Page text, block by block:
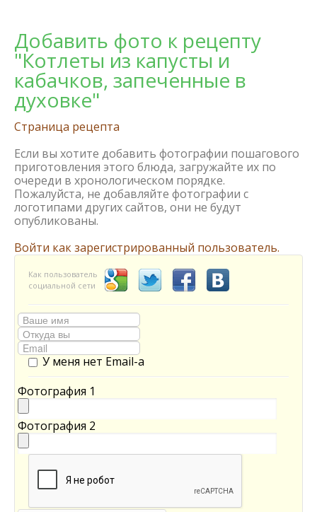
Добавить фото к рецепту
"Котлеты из капусты и
кабачков, запеченные в
духовке"
Страница рецепта
Если вы хотите добавить фотографии пошагового
приготовления этого блюда, загружайте их по
очереди в хронологическом порядке.
Пожалуйста, не добавляйте фотографии с
логотипами других сайтов, они не будут
опубликованы.
Войти как зарегистрированный пользователь.
Как пользователь
социальной сети
У меня нет Email-а
Фотография 1
Фотография 2